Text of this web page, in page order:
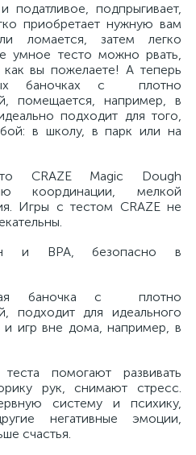
подпрыгивает,
приобретает нужную вам
ломается, затем легко
умное тесто можно рвать,
как вы пожелаете! А теперь
баночках с плотно
помещается, например, в
подходит для того,
в школу, в парк или на
CRAZE Magic Dough
координации, мелкой
Игры с тестом CRAZE не
и BPA, безопасно в
баночка с плотно
подходит для идеального
и игр вне дома, например, в
помогают развивать
рук, снимают стресс.
систему и психику,
негативные эмоции,
счастья.